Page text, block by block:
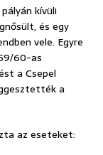
kívüli
és egy
vele. Egyre
60-as
a Csepel
a
az eseteket: